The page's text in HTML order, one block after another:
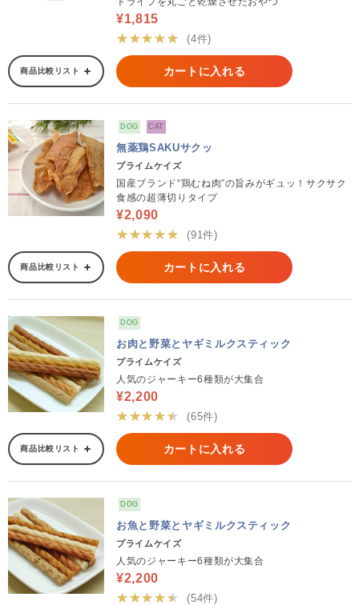
¥1,815
★★★★★
(4件)
商品比較リスト カートに入れる
DOG CAT
無薬鶏SAKUサクッ
プライムケイズ
国産ブランド“鶏むね肉”の旨みがギュッ！サクサク
食感の超薄切りタイプ
¥2,090
★★★★★
(91件)
商品比較リスト カートに入れる
DOG
お肉と野菜とヤギミルクスティック
プライムケイズ
人気のジャーキー6種類が大集合
¥2,200
★★★★★
(65件)
商品比較リスト カートに入れる
DOG
お魚と野菜とヤギミルクスティック
プライムケイズ
人気のジャーキー6種類が大集合
¥2,200
★★★★★
(54件)